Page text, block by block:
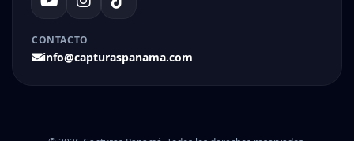
CONTACTO
info@capturaspanama.com